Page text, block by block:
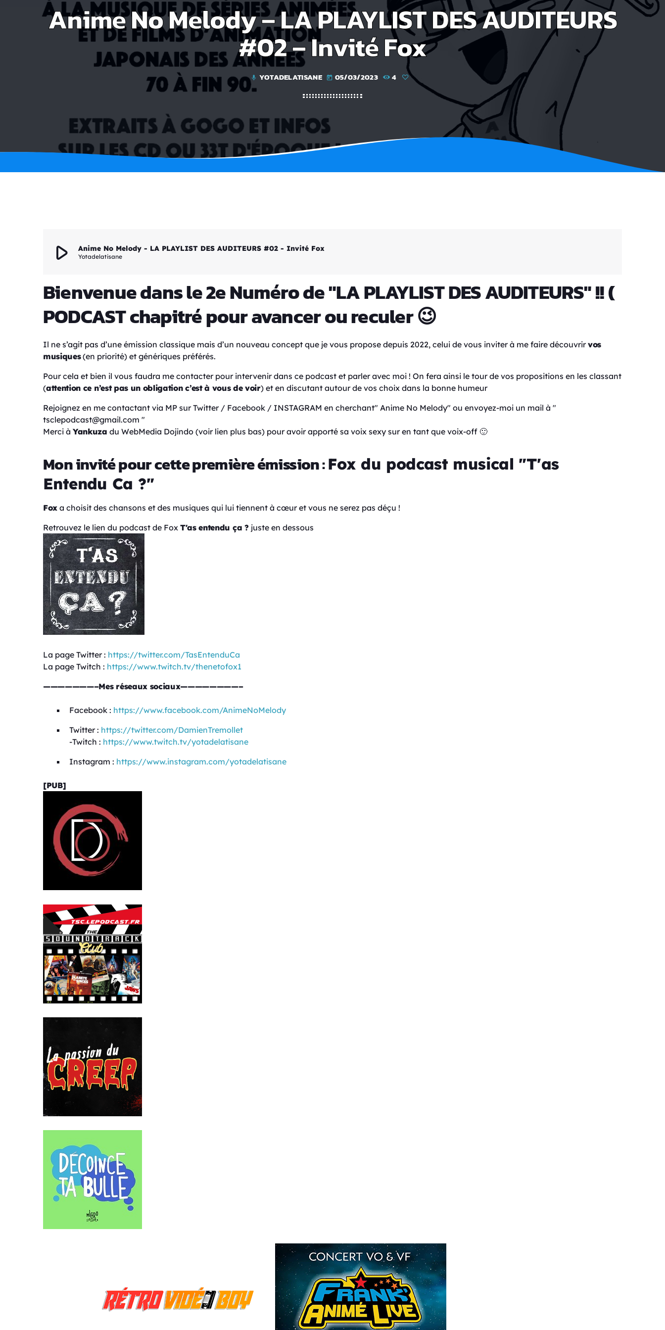
Anime No Melody – LA PLAYLIST DES AUDITEURS
#02 – Invité Fox
mic YOTADELATISANE today 05/03/2023 4
play_arrow Anime No Melody - LA PLAYLIST DES AUDITEURS #02 - Invité Fox
Yotadelatisane
Bienvenue dans le 2e Numéro de "LA PLAYLIST DES AUDITEURS" !! (
PODCAST chapitré pour avancer ou reculer 😉
Il ne s’agit pas d’une émission classique mais d’un nouveau concept que je vous propose depuis 2022, celui de vous inviter à me faire découvrirvos
musiques(en priorité) et génériques préférés.
Pour cela et bien il vous faudra me contacter pour intervenir dans ce podcast et parler avec moi ! On fera ainsi le tour de vos propositions en les classant
(attention ce n’est pas un obligation c’est à vous de voir) et en discutant autour de vos choix dans la bonne humeur
Rejoignez en me contactant via MP sur Twitter / Facebook / INSTAGRAM en cherchant" Anime No Melody" ou envoyez-moi un mail à "
tsclepodcast@gmail.com "
Merci à Yankuza du WebMedia Dojindo (voir lien plus bas) pour avoir apporté sa voix sexy sur en tant que voix-off 🙂
Mon invité pour cette première émission :Fox du podcast musical "T'as
Entendu Ca ?"
Fox a choisit des chansons et des musiques qui lui tiennent à cœur et vous ne serez pas déçu !
Retrouvez le lien du podcast de Fox T'as entendu ça ? juste en dessous
La page Twitter : https://twitter.com/TasEntenduCa
La page Twitch : https://www.twitch.tv/thenetofox1
———————–Mes réseaux sociaux————————–
Facebook : https://www.facebook.com/AnimeNoMelody
Twitter : https://twitter.com/DamienTremollet
-Twitch : https://www.twitch.tv/yotadelatisane
Instagram : https://www.instagram.com/yotadelatisane
[PUB]